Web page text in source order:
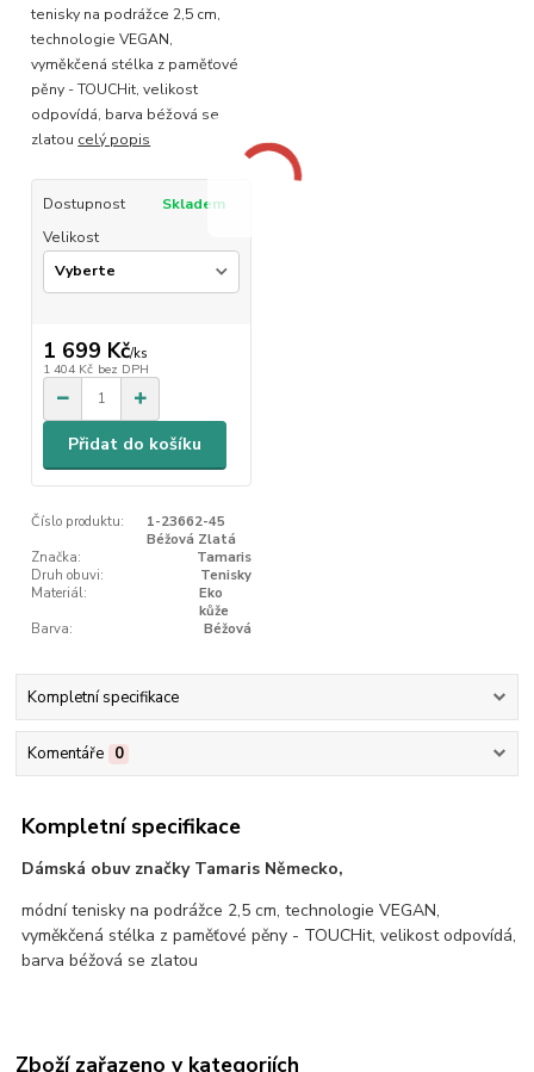
tenisky na podrážce 2,5 cm,
technologie VEGAN,
vyměkčená stélka z paměťové
pěny - TOUCHit, velikost
odpovídá, barva béžová se
zlatou celý popis
Dostupnost
Skladem
Velikost
1 699 Kč/ks
1 404 Kč bez DPH
Přidat do košíku
Číslo produktu:
1-23662-45
Béžová Zlatá
Značka:
Tamaris
Druh obuvi:
Tenisky
Materiál:
Eko
kůže
Barva:
Béžová
Kompletní specifikace
Komentáře 0
Kompletní specifikace
Dámská obuv značky Tamaris Německo,
módní tenisky na podrážce 2,5 cm, technologie VEGAN,
vyměkčená stélka z paměťové pěny - TOUCHit, velikost odpovídá,
barva béžová se zlatou
Zboží zařazeno v kategoriích